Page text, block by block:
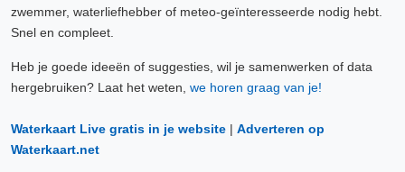
zwemmer, waterliefhebber of meteo-geïnteresseerde nodig hebt.
Snel en compleet.
Heb je goede ideeën of suggesties, wil je samenwerken of data
hergebruiken? Laat het weten, we horen graag van je!
Waterkaart Live gratis in je website | Adverteren op
Waterkaart.net